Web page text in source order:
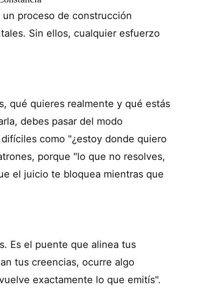
proceso de construcción
Sin ellos, cualquier esfuerzo
qué quieres realmente y qué estás
debes pasar del modo
como "¿estoy donde quiero
porque "lo que no resolves,
el juicio te bloquea mientras que
Es el puente que alinea tus
tus creencias, ocurre algo
exactamente lo que emitís".